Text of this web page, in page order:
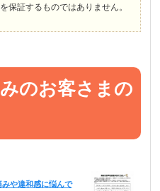
保証するものではありません。
のお客さまの
や違和感に悩んで